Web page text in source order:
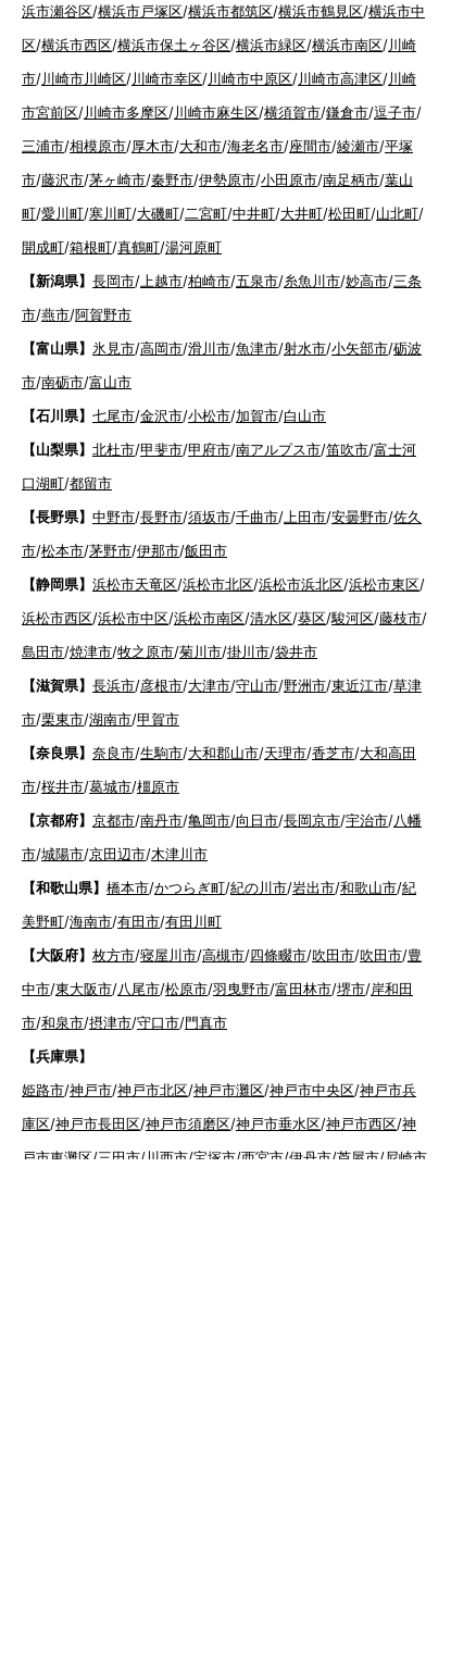
浜市瀬谷区/横浜市戸塚区/横浜市都筑区/横浜市鶴見区/横浜市中
区/横浜市西区/横浜市保土ヶ谷区/横浜市緑区/横浜市南区/川崎
市/川崎市川崎区/川崎市幸区/川崎市中原区/川崎市高津区/川崎
市宮前区/川崎市多摩区/川崎市麻生区/横須賀市/鎌倉市/逗子市/
三浦市/相模原市/厚木市/大和市/海老名市/座間市/綾瀬市/平塚
市/藤沢市/茅ヶ崎市/秦野市/伊勢原市/小田原市/南足柄市/葉山
町/愛川町/寒川町/大磯町/二宮町/中井町/大井町/松田町/山北町/
開成町/箱根町/真鶴町/湯河原町
【新潟県】 長岡市/ 上越市/柏崎市/五泉市/糸魚川市/妙高市/三条
市/燕市/阿賀野市
【富山県】 氷見市/高岡市/滑川市/魚津市/射水市/小矢部市/砺波
市/南砺市/富山市
【石川県】 七尾市/金沢市/小松市/加賀市/白山市
【山梨県】 北杜市/甲斐市/甲府市/南アルプス市/笛吹市/富士河
口湖町/都留市
【長野県】 中野市/長野市/須坂市/千曲市/ 上田市/安曇野市/佐久
市/松本市/茅野市/伊那市/飯田市
【静岡県】 浜松市天竜区/浜松市北区/浜松市浜北区/浜松市東区/
浜松市西区/浜松市中区/浜松市南区/清水区/葵区/駿河区/藤枝市/
島田市/焼津市/牧之原市/菊川市/掛川市/袋井市
【滋賀県】 長浜市/彦根市/大津市/守山市/野洲市/東近江市/草津
市/栗東市/湖南市/甲賀市
【奈良県】 奈良市/生駒市/大和郡山市/天理市/香芝市/大和高田
市/桜井市/葛城市/橿原市
【京都府】 京都市/南丹市/亀岡市/向日市/長岡京市/宇治市/八幡
市/城陽市/京田辺市/木津川市
【和歌山県】 橋本市/かつらぎ町/紀の川市/岩出市/和歌山市/紀
美野町/海南市/有田市/有田川町
【大阪府】 枚方市/寝屋川市/高槻市/四條畷市/吹田市/吹田市/豊
中市/東大阪市/八尾市/松原市/羽曳野市/富田林市/堺市/岸和田
市/和泉市/摂津市/守口市/門真市
【兵庫県】
姫路市/神戸市/神戸市北区/神戸市灘区/神戸市中央区/神戸市兵
庫区/神戸市長田区/神戸市須磨区/神戸市垂水区/神戸市西区/神
戸市東灘区/三田市/川西市/宝塚市/西宮市/伊丹市/芦屋市/尼崎市